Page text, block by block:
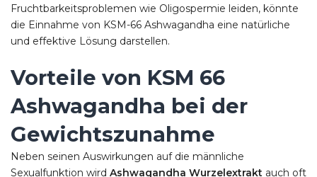
Fruchtbarkeitsproblemen wie Oligospermie leiden, könnte
die Einnahme von KSM-66 Ashwagandha eine natürliche
und effektive Lösung darstellen.
Vorteile von KSM 66
Ashwagandha bei der
Gewichtszunahme
Neben seinen Auswirkungen auf die männliche
Sexualfunktion wird Ashwagandha Wurzelextrakt auch oft